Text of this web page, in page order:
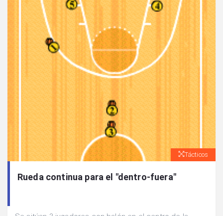
Tácticos
Rueda continua para el "dentro-fuera"